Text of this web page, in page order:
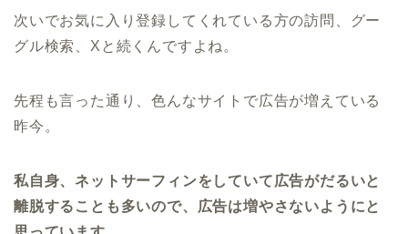
次いでお気に入り登録してくれている方の訪問、グー
グル検索、Xと続くんですよね。
先程も言った通り、色んなサイトで広告が増えている
昨今。
私自身、ネットサーフィンをしていて広告がだるいと
離脱することも多いので、広告は増やさないようにと